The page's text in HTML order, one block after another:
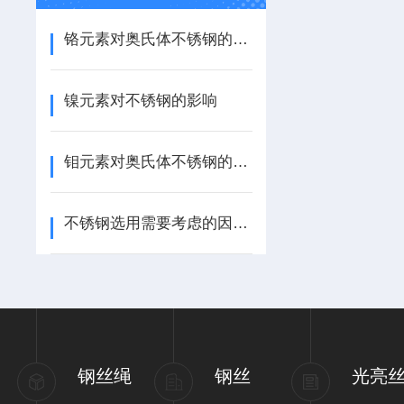
铬元素对奥氏体不锈钢的影响
镍元素对不锈钢的影响
钼元素对奥氏体不锈钢的影响？
不锈钢选用需要考虑的因素？
钢丝绳 钢丝 光亮丝